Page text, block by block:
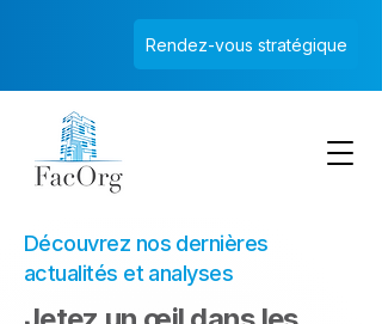
Rendez-vous stratégique
Découvrez nos dernières
actualités et analyses